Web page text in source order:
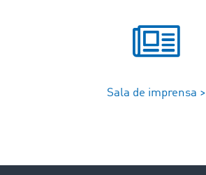
Sala de imprensa >